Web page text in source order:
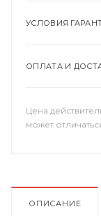
УСЛОВИЯ
ОПЛАТА И
Цена
может
ОПИСАНИЕ